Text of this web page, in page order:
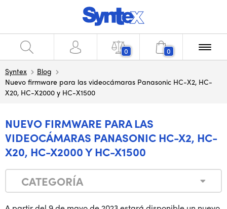
0 0
Syntex
Blog
Nuevo firmware para las videocámaras Panasonic HC-X2, HC-
X20, HC-X2000 y HC-X1500
NUEVO FIRMWARE PARA LAS
VIDEOCÁMARAS PANASONIC HC-X2, HC-
X20, HC-X2000 Y HC-X1500
CATEGORÍA